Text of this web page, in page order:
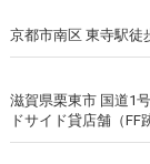
京都市南区 東寺駅徒
滋賀県栗東市 国道1
ドサイド貸店舗（FF